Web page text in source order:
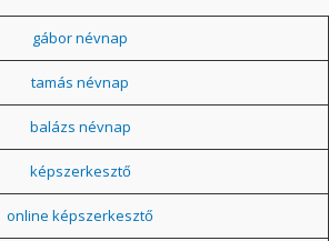
gábor névnap
tamás névnap
balázs névnap
képszerkesztő
online képszerkesztő